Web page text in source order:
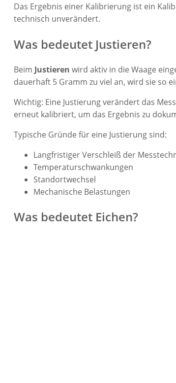
Das Ergebnis einer Kalibrierung ist ein
technisch unverändert.
Was bedeutet Justieren?
Beim Justieren wird aktiv in die Waage
dauerhaft 5 Gramm zu viel an, wird sie so
Wichtig: Eine Justierung verändert das
erneut kalibriert, um das Ergebnis zu
Typische Gründe für eine Justierung sind:
Langfristiger Verschleiß der
Temperaturschwankungen
Standortwechsel
Mechanische Belastungen
Was bedeutet Eichen?